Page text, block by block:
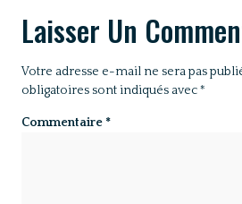
Laisser Un
Votre adresse e-mail ne sera pas
obligatoires sont indiqués avec*
Commentaire *